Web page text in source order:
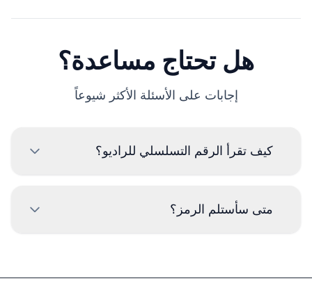
هل تحتاج مساعدة؟
إجابات على الأسئلة الأكثر شيوعاً
كيف تقرأ الرقم التسلسلي للراديو؟
الكود من الملصق على جسم الراديو. عادةً ما يكون الرقم
التسلسلي أعلى أو أسفل الرمز الشريطي. أمثلة:
متى سأستلم الرمز؟